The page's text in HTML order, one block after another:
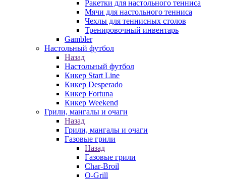
Ракетки для настольного тенниса
Мячи для настольного тенниса
Чехлы для теннисных столов
Тренировочный инвентарь
Gambler
Настольный футбол
Назад
Настольный футбол
Кикер Start Line
Кикер Desperado
Кикер Fortuna
Кикер Weekend
Грили, мангалы и очаги
Назад
Грили, мангалы и очаги
Газовые грили
Назад
Газовые грили
Char-Broil
O-Grill